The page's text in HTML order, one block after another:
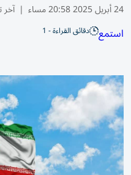
24 أبريل 2025 20:58 مساء |
استمع دقائق القراءة - 1